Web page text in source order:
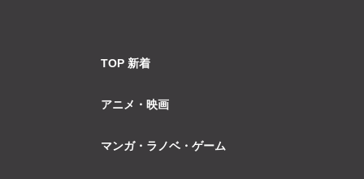
TOP 新着
アニメ・映画
マンガ・ラノベ・ゲーム